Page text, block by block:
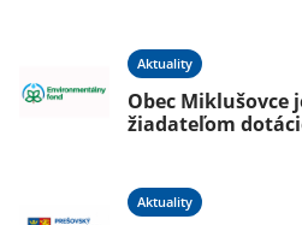
Aktuality
Obec Miklušovce
žiadateľom
Aktuality